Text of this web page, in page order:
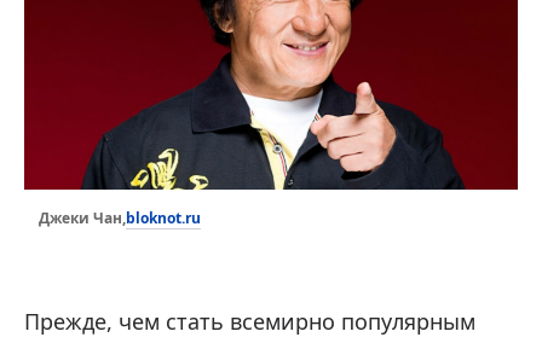
Джеки Чан,bloknot.ru
Прежде, чем стать всемирно популярным